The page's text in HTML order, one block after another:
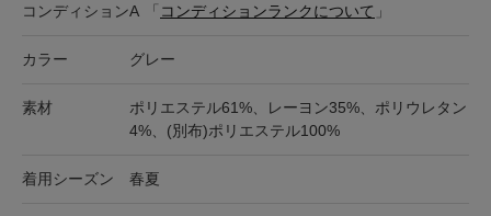
コンディションA 「 コンディションランクについて 」
カラー グレー
素材
ポリエステル61%、レーヨン35%、ポリウレタン
4%、(別布)ポリエステル100%
着用シーズン 春夏